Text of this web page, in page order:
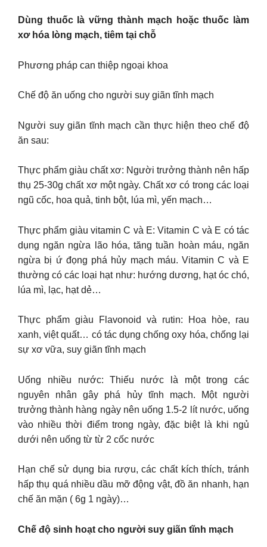
Dùng thuốc là vững thành mạch hoặc thuốc làm
xơ hóa lòng mạch, tiêm tại chỗ
Phương pháp can thiệp ngoại khoa
Chế độ ăn uống cho người suy giãn tĩnh mạch
Người suy giãn tĩnh mạch cần thực hiện theo chế độ
ăn sau:
Thực phẩm giàu chất xơ: Người trưởng thành nên hấp
thụ 25-30g chất xơ một ngày. Chất xơ có trong các loại
ngũ cốc, hoa quả, tinh bột, lúa mì, yến mạch…
Thực phẩm giàu vitamin C và E: Vitamin C và E có tác
dụng ngăn ngừa lão hóa, tăng tuần hoàn máu, ngăn
ngừa bị ứ đọng phá hủy mạch máu. Vitamin C và E
thường có các loại hạt như: hướng dương, hạt óc chó,
lúa mì, lạc, hạt dẻ…
Thực phẩm giàu Flavonoid và rutin: Hoa hòe, rau
xanh, việt quất… có tác dụng chống oxy hóa, chống lại
sự xơ vữa, suy giãn tĩnh mạch
Uống nhiều nước: Thiếu nước là một trong các
nguyên nhân gây phá hủy tĩnh mạch. Một người
trưởng thành hàng ngày nên uống 1.5-2 lít nước, uống
vào nhiều thời điểm trong ngày, đặc biệt là khi ngủ
dưới nên uống từ từ 2 cốc nước
Hạn chế sử dụng bia rượu, các chất kích thích, tránh
hấp thụ quá nhiều dầu mỡ động vật, đồ ăn nhanh, hạn
chế ăn mặn ( 6g 1 ngày)…
Chế độ sinh hoạt cho người suy giãn tĩnh mạch